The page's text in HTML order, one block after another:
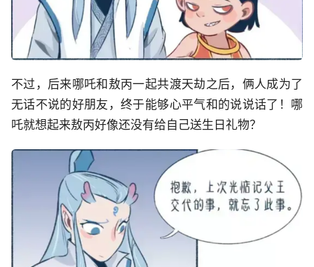
不过，后来哪吒和敖丙一起共渡天劫之后，俩人成为了
无话不说的好朋友，终于能够心平气和的说说话了！哪
吒就想起来敖丙好像还没有给自己送生日礼物？